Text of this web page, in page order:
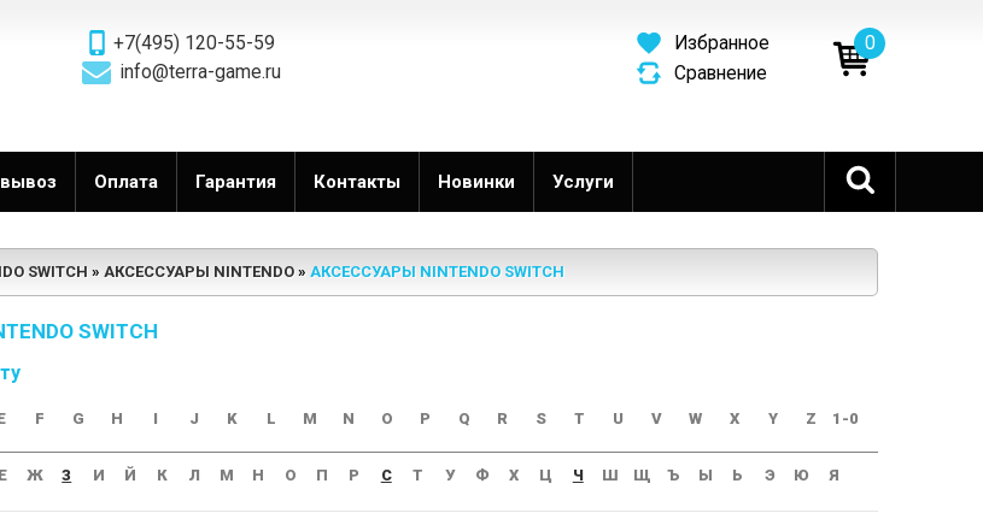
+7(495) 120-55-59
info@terra-game.ru
0
Избранное
Сравнение
Оплата Гарантия Контакты Новинки Услуги
SWITCH АКСЕССУАРЫ NINTENDO АКСЕССУАРЫ NINTENDO SWITCH
SWITCH
F G H I J K L M N O P Q R S T U V W X Y Z 1-0
Е Ж З И Й К Л М Н О П Р С Т У Ф Х Ц Ч Ш Щ Ъ Ы Ь Э Ю Я